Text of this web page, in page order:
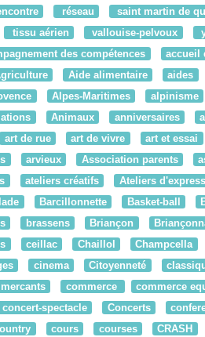
réseau saint martin de
tissu aérien vallouise-pelvoux
des compétences accueil
Aide alimentaire aides
Alpes-Maritimes alpinisme
Animaux anniversaires
art de rue art de vivre art et essai
arvieux Association parents
ateliers créatifs Ateliers
Barcillonnette Basket-ball
brassens Briançon
ceillac Chaillol Champcella
cinema Citoyenneté
commerce commerce
concert-spectacle Concerts
cours courses CRASH